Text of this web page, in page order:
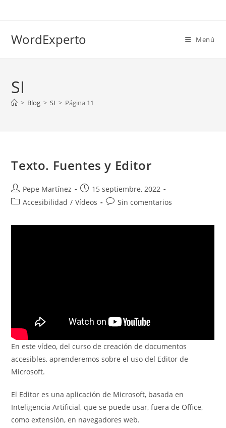
WordExperto Menú
SI
> Blog > SI > Página 11
Texto. Fuentes y Editor
Autor
de
Pepe Martínez
Publicación
de
15 septiembre, 2022
Categoría
la
Accesibilidad / Vídeos
Comentarios
la
Sin comentarios
En este vídeo, del curso de creación de documentos
accesibles, aprenderemos sobre el uso del Editor de
Microsoft.
El Editor es una aplicación de Microsoft, basada en
Inteligencia Artificial, que se puede usar, fuera de Office,
como extensión, en navegadores web.